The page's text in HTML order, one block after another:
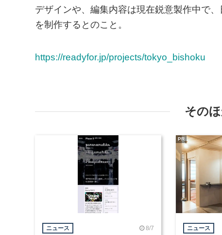
デザインや、編集内容は現在鋭意製作中で
を制作するとのこと。
https://readyfor.jp/projects/tokyo_bishoku
その
ニュース 8/7 ニュース
PR